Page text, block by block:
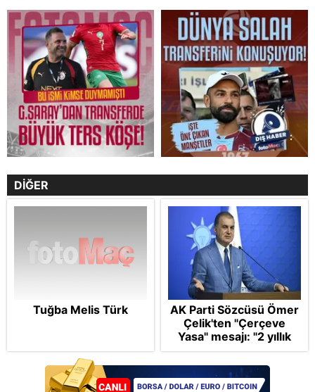
DİĞER
Tuğba Melis Türk
AK Parti Sözcüsü Ömer
Çelik'ten "Çerçeve
Yasa" mesajı: "2 yıllık
sürecin en önemli
aşamasındayız"